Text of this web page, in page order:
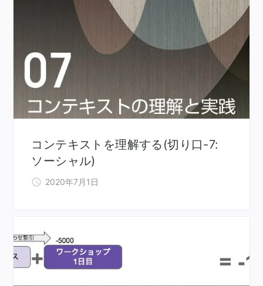
コンテキストを理解する(切り口-7:
ソーシャル)
2020年7月1日